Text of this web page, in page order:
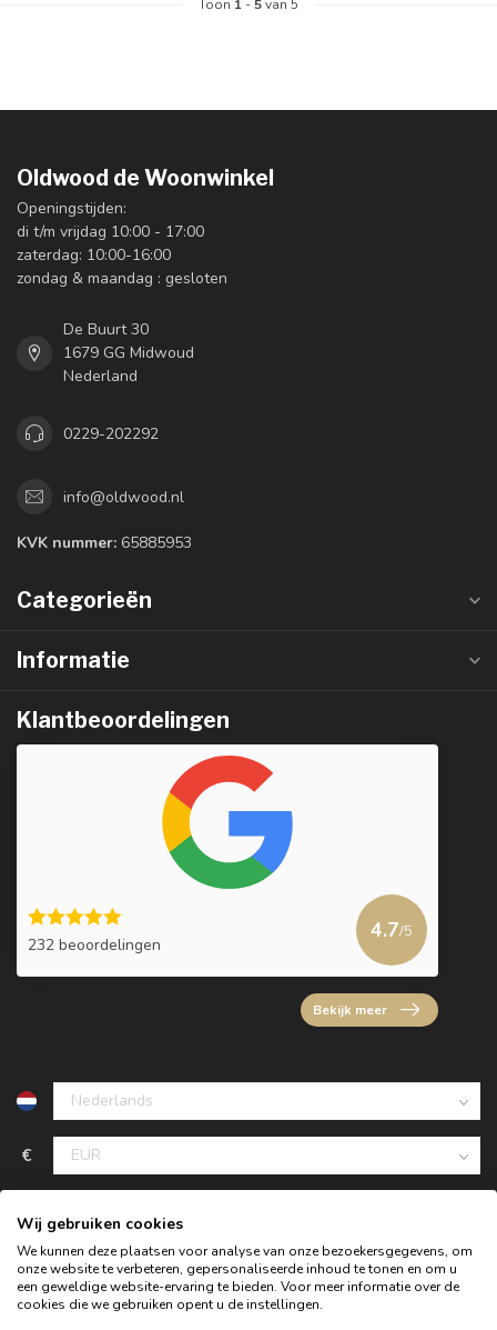
Toon 1 -5van 5
Oldwood de Woonwinkel
Openingstijden:
di t/m vrijdag 10:00 - 17:00
zaterdag: 10:00-16:00
zondag & maandag : gesloten
De Buurt 30
1679 GG Midwoud
Nederland
0229-202292
info@oldwood.nl
KVK nummer: 65885953
Categorieën
Informatie
Klantbeoordelingen
232 beoordelingen
4.7/5
Bekijk meer
€
Wij gebruiken cookies
We kunnen deze plaatsen voor analyse van onze bezoekersgegevens, om
onze website te verbeteren, gepersonaliseerde inhoud te tonen en om u
een geweldige website-ervaring te bieden. Voor meer informatie over de
cookies die we gebruiken opent u de instellingen.